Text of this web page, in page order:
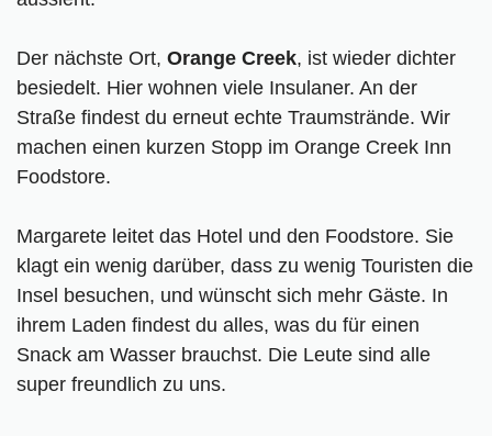
Der nächste Ort, Orange Creek, ist wieder dichter
besiedelt. Hier wohnen viele Insulaner. An der
Straße findest du erneut echte Traumstrände. Wir
machen einen kurzen Stopp im Orange Creek Inn
Foodstore.
Margarete leitet das Hotel und den Foodstore. Sie
klagt ein wenig darüber, dass zu wenig Touristen die
Insel besuchen, und wünscht sich mehr Gäste. In
ihrem Laden findest du alles, was du für einen
Snack am Wasser brauchst. Die Leute sind alle
super freundlich zu uns.